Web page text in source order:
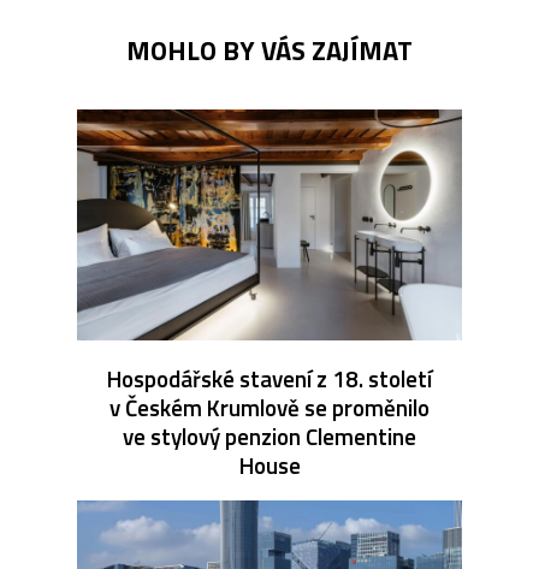
MOHLO BY VÁS ZAJÍMAT
Hospodářské stavení z 18. století
v Českém Krumlově se proměnilo
ve stylový penzion Clementine
House